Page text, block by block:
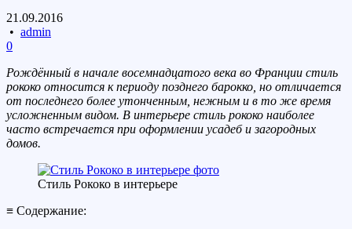
21.09.2016
• admin
0
Рождённый в начале восемнадцатого века во Франции стиль
рококо относится к периоду позднего барокко, но отличается
от последнего более утонченным, нежным и в то же время
усложненным видом. В интерьере стиль рококо наиболее
часто встречается при оформлении усадеб и загородных
домов.
Стиль Рококо в интерьере
≡ Содержание: